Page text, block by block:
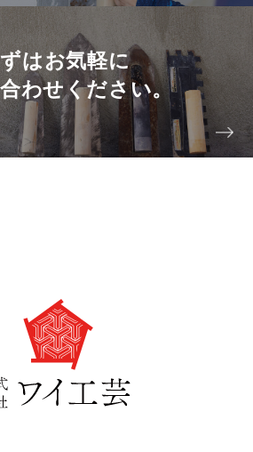
はお気軽に
わせください。